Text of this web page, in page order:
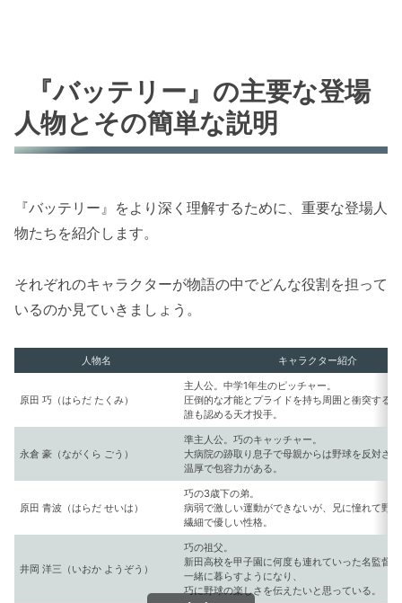
『バッテリー』の主要な登場
人物とその簡単な説明
『バッテリー』をより深く理解するために、重要な登場人
物たちを紹介します。
それぞれのキャラクターが物語の中でどんな役割を担って
いるのか見ていきましょう。
人物名 キャラクター紹介
原田 巧（はらだ たくみ）
主人公。中学1年生のピッチャー。
圧倒的な才能とプライドを持ち周囲と衝突する
誰も認める天才投手。
永倉 豪（ながくら ごう）
準主人公。巧のキャッチャー。
大病院の跡取り息子で母親からは野球を反対さ
温厚で包容力がある。
原田 青波（はらだ せいは）
巧の3歳下の弟。
病弱で激しい運動ができないが、兄に憧れて野
繊細で優しい性格。
井岡 洋三（いおか ようぞう）
巧の祖父。
新田高校を甲子園に何度も連れていった名監督。
一緒に暮らすようになり、
巧に野球の楽しさを伝えたいと思っている。